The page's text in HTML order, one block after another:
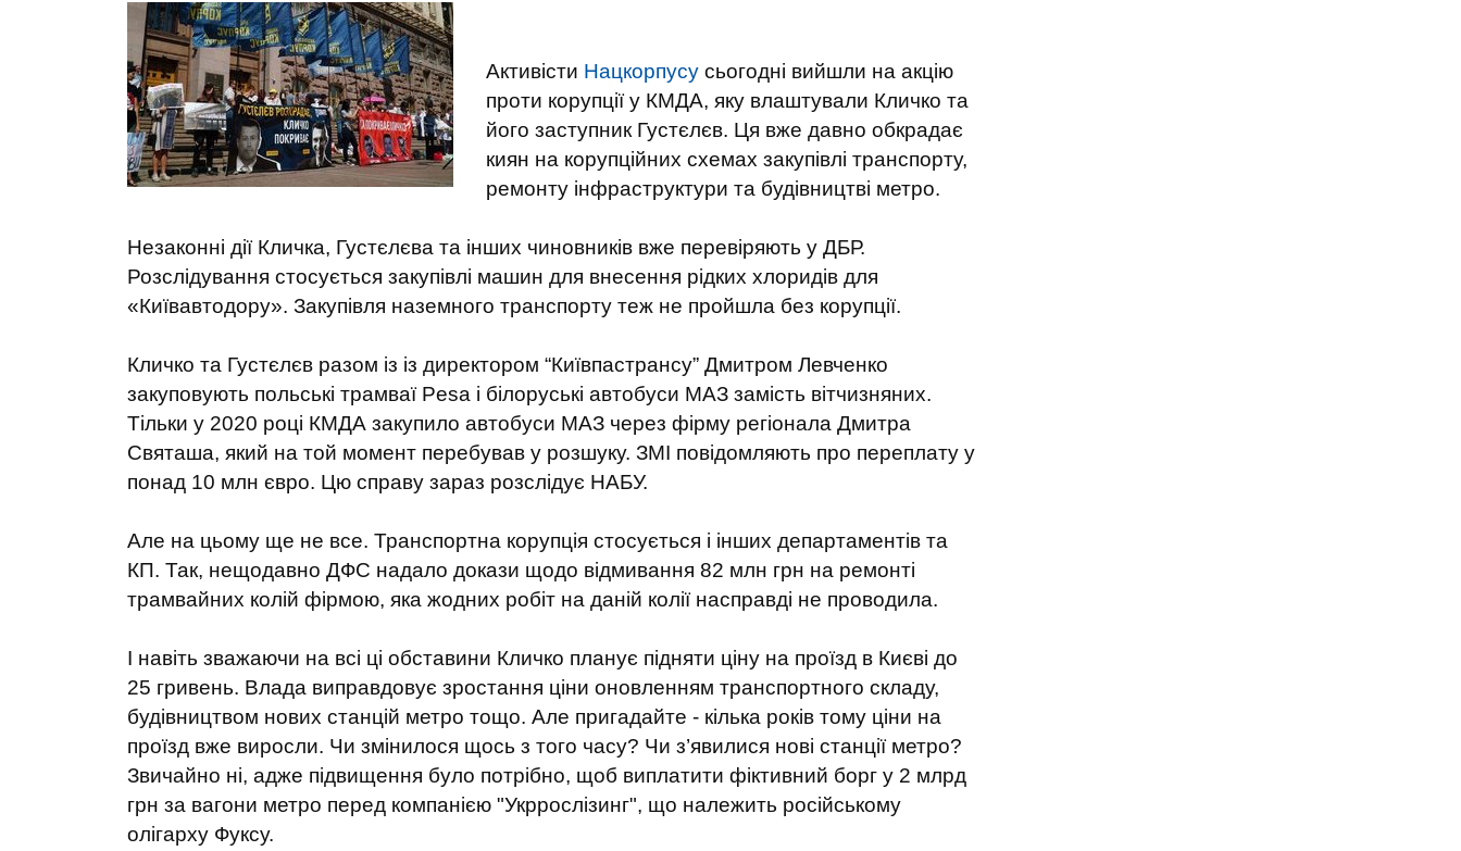
Активісти Нацкорпусу сьогодні вийшли на акцію
проти корупції у КМДА, яку влаштували Кличко та
його заступник Густєлєв. Ця вже давно обкрадає
киян на корупційних схемах закупівлі транспорту,
ремонту інфраструктури та будівництві метро.
Незаконні дії Кличка, Густєлєва та інших чиновників вже перевіряють у ДБР.
Розслідування стосується закупівлі машин для внесення рідких хлоридів для
«Київавтодору». Закупівля наземного транспорту теж не пройшла без корупції.
Кличко та Густєлєв разом із із директором “Київпастрансу” Дмитром Левченко
закуповують польські трамваї Pesa і білоруські автобуси МАЗ замість вітчизняних.
Тільки у 2020 році КМДА закупило автобуси МАЗ через фірму регіонала Дмитра
Святаша, який на той момент перебував у розшуку. ЗМІ повідомляють про переплату у
понад 10 млн євро. Цю справу зараз розслідує НАБУ.
Але на цьому ще не все. Транспортна корупція стосується і інших департаментів та
КП. Так, нещодавно ДФС надало докази щодо відмивання 82 млн грн на ремонті
трамвайних колій фірмою, яка жодних робіт на даній колії насправді не проводила.
І навіть зважаючи на всі ці обставини Кличко планує підняти ціну на проїзд в Києві до
25 гривень. Влада виправдовує зростання ціни оновленням транспортного складу,
будівництвом нових станцій метро тощо. Але пригадайте - кілька років тому ціни на
проїзд вже виросли. Чи змінилося щось з того часу? Чи з’явилися нові станції метро?
Звичайно ні, адже підвищення було потрібно, щоб виплатити фіктивний борг у 2 млрд
грн за вагони метро перед компанією "Укррослізинг", що належить російському
олігарху Фуксу.